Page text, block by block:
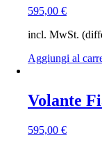
595,00 €
incl. MwSt.
Aggiungi al
Volante
595,00 €